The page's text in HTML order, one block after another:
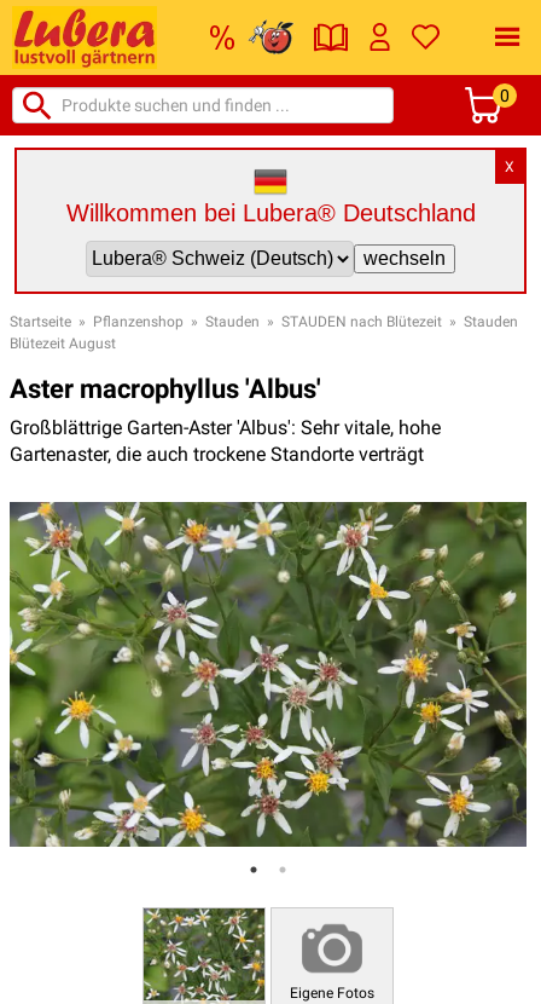
0
X
Willkommen bei Lubera® Deutschland
Startseite » Pflanzenshop » Stauden » STAUDEN nach Blütezeit » Stauden
Blütezeit August
Aster macrophyllus 'Albus'
Großblättrige Garten-Aster 'Albus': Sehr vitale, hohe
Gartenaster, die auch trockene Standorte verträgt
Eigene Fotos